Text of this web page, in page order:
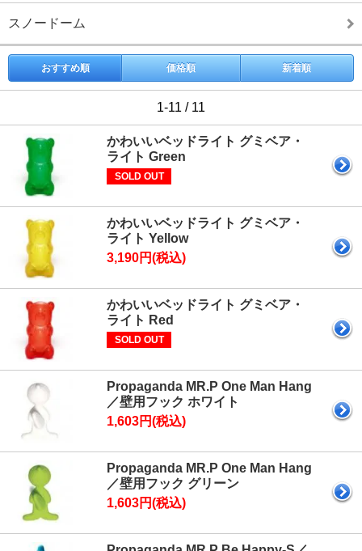
スノードーム
おすすめ順 価格順 新着順
1-11 / 11
かわいいベッドライト グミベア・
ライト Green
SOLD OUT
かわいいベッドライト グミベア・
ライト Yellow
3,190円(税込)
かわいいベッドライト グミベア・
ライト Red
SOLD OUT
Propaganda MR.P One Man Hang
／壁用フック ホワイト
1,603円(税込)
Propaganda MR.P One Man Hang
／壁用フック グリーン
1,603円(税込)